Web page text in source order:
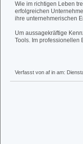
Wie im richtigen Leben
erfolgreichen
ihre unternehmerischen
Um aussagekräftige
Tools. Im professionellen
Verfasst von af in am: